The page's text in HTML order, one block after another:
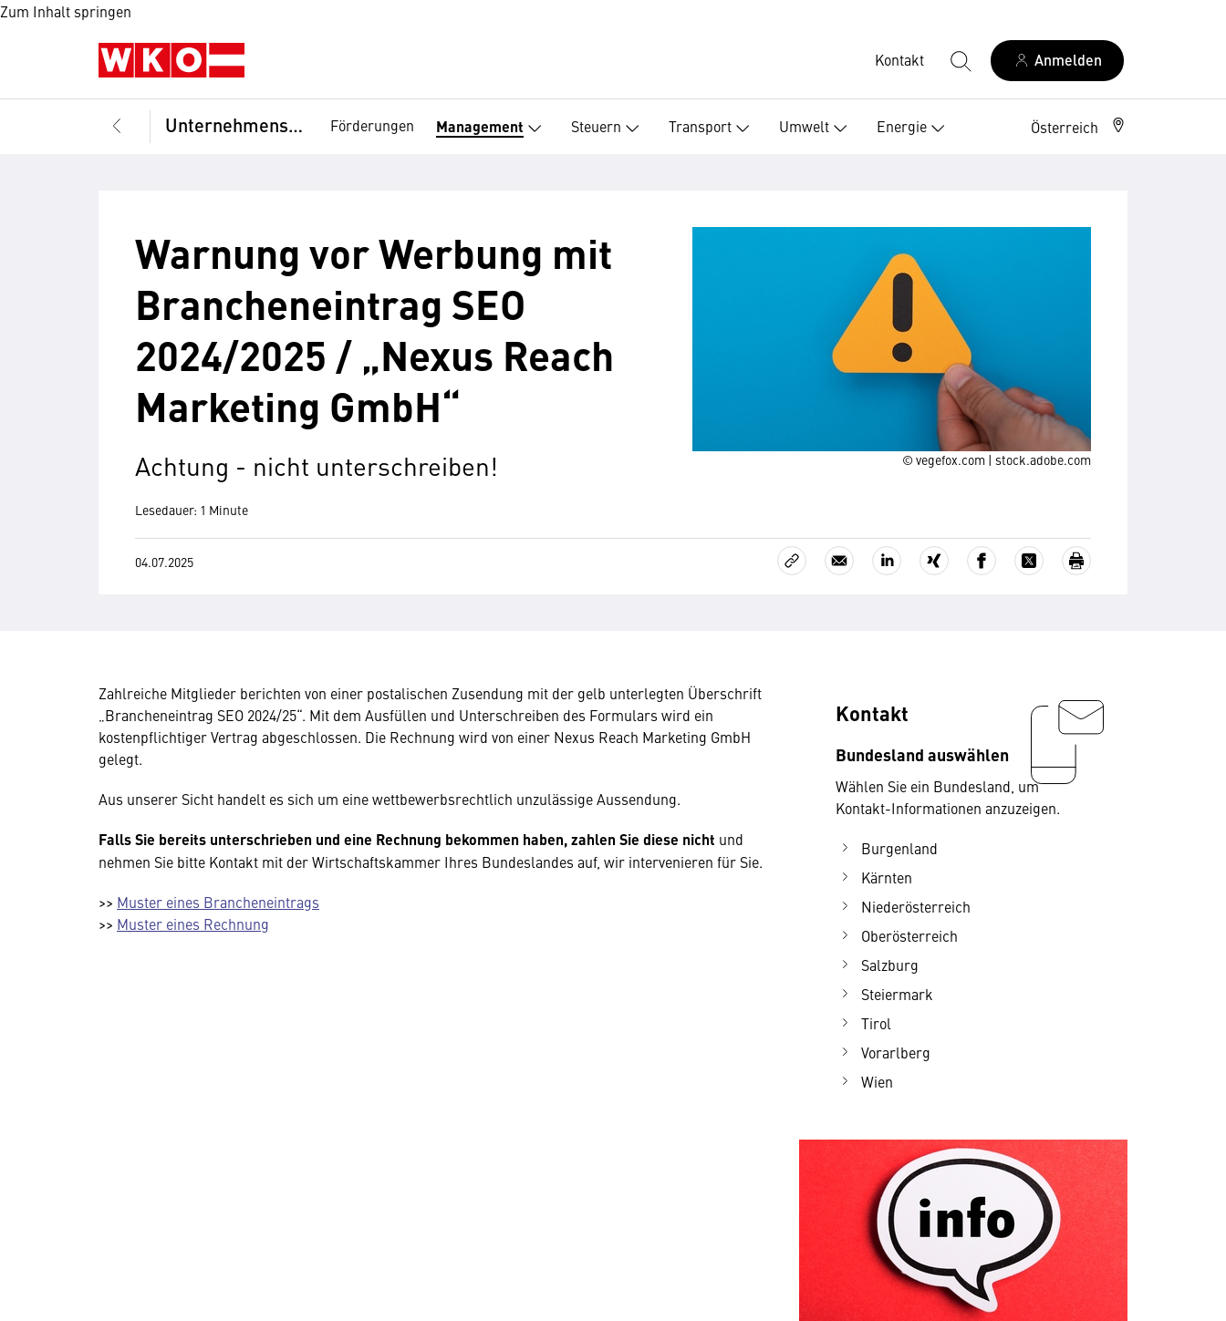
Zum Inhalt springen
Kontakt Anmelden
Unternehmensführung Förderungen Management Steuern Transport Umwelt Energie Österreich
© vegefox.com | stock.adobe.com
Warnung vor Werbung mit
Brancheneintrag SEO
2024/2025 / „Nexus Reach
Marketing GmbH“
Achtung - nicht unterschreiben!
Lesedauer: 1 Minute
04.07.2025
Zahlreiche Mitglieder berichten von einer postalischen Zusendung mit der gelb unterlegten Überschrift
„Brancheneintrag SEO 2024/25“. Mit dem Ausfüllen und Unterschreiben des Formulars wird ein
kostenpflichtiger Vertrag abgeschlossen. Die Rechnung wird von einer Nexus Reach Marketing GmbH
gelegt.
Aus unserer Sicht handelt es sich um eine wettbewerbsrechtlich unzulässige Aussendung.
Falls Sie bereits unterschrieben und eine Rechnung bekommen haben, zahlen Sie diese nicht und
nehmen Sie bitte Kontakt mit der Wirtschaftskammer Ihres Bundeslandes auf, wir intervenieren für Sie.
>> Muster eines Brancheneintrags
>> Muster eines Rechnung
Kontakt
Bundesland auswählen
Wählen Sie ein Bundesland, um
Kontakt-Informationen anzuzeigen.
Burgenland
Kärnten
Niederösterreich
Oberösterreich
Salzburg
Steiermark
Tirol
Vorarlberg
Wien